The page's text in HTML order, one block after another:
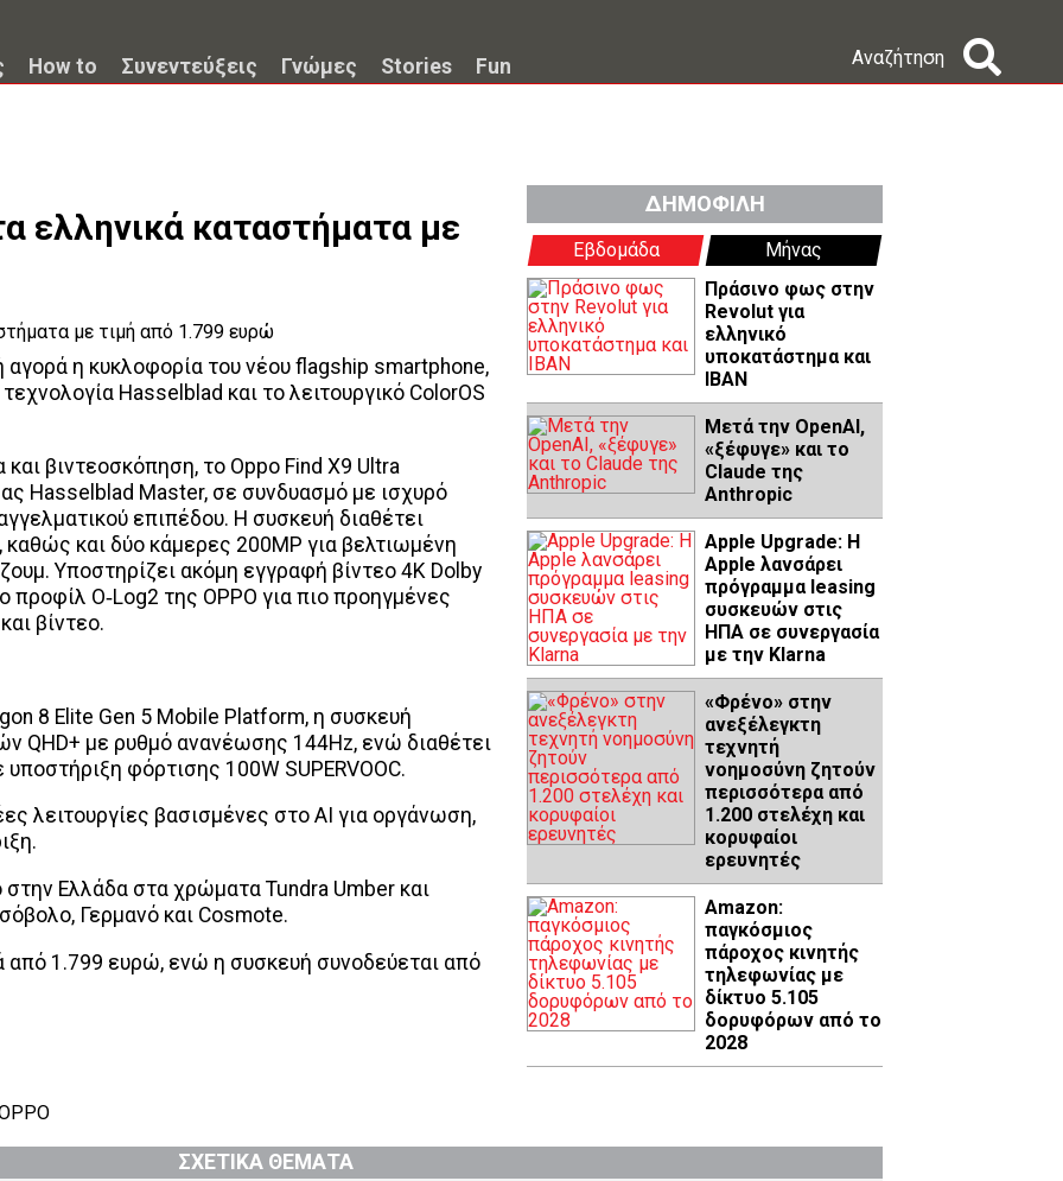
How to Συνεντεύξεις Γνώμες Stories Fun Αναζήτηση
ελληνικά καταστήματα με
αγορά η κυκλοφορία του νέου flagship smartphone,
Hasselblad και το λειτουργικό ColorOS
βιντεοσκόπηση, το Oppo Find X9 Ultra
Hasselblad Master, σε συνδυασμό με ισχυρό
επιπέδου. Η συσκευή διαθέτει
και δύο κάμερες 200MP για βελτιωμένη
Υποστηρίζει ακόμη εγγραφή βίντεο 4K Dolby
προφίλ O‑Log2 της OPPO για πιο προηγμένες
βίντεο.
8 Elite Gen 5 Mobile Platform, η συσκευή
QHD+ με ρυθμό ανανέωσης 144Hz, ενώ διαθέτει
φόρτισης 100W SUPERVOOC.
λειτουργίες βασισμένες στο AI για οργάνωση,
στην Ελλάδα στα χρώματα Tundra Umber και
Γερμανό και Cosmote.
από 1.799 ευρώ, ενώ η συσκευή συνοδεύεται από
ΔΗΜΟΦΙΛΗ
Εβδομάδα
Μήνας
Πράσινο φως στην
Revolut για
ελληνικό
υποκατάστημα και
IBAN
Μετά την OpenAI,
«ξέφυγε» και το
Claude της
Anthropic
Apple Upgrade: Η
Apple λανσάρει
πρόγραμμα leasing
συσκευών στις
ΗΠΑ σε συνεργασία
με την Klarna
«Φρένο» στην
ανεξέλεγκτη
τεχνητή
νοημοσύνη ζητούν
περισσότερα από
1.200 στελέχη και
κορυφαίοι
ερευνητές
Amazon:
παγκόσμιος
πάροχος κινητής
τηλεφωνίας με
δίκτυο 5.105
δορυφόρων από το
2028
ΣΧΕΤΙΚΑ ΘΕΜΑΤΑ